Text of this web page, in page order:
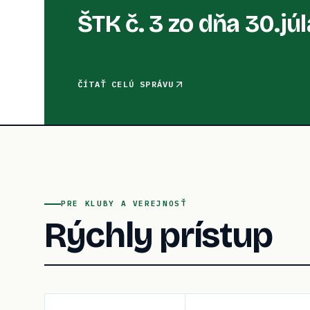
ŠTK č. 3 zo dňa
ČÍTAŤ CELÚ SPRÁVU
PRE KLUBY A VEREJNOSŤ
Rýchly prístup